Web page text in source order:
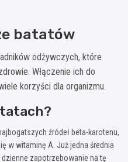
batatów
odżywczych, które
Włączenie ich do
korzyści dla organizmu.
źródeł beta-karotenu,
w witaminę A. Już jedna średnia
zapotrzebowanie na tę